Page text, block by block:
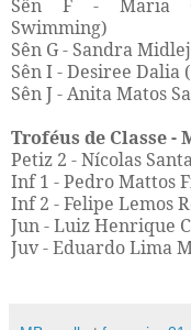
Sên F - Maria
Swimming)
Sên G - Sandra
Sên I - Desiree Dalia
Sên J - Anita Matos
Troféus de Classe -
Petiz 2 - Nícolas
Inf 1 - Pedro Mattos
Inf 2 - Felipe Lemos
Jun - Luiz Henrique
Juv - Eduardo Lima